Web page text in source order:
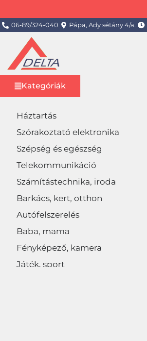
06-89/324-040 Pápa, Ady sétány 4/a.
Kategóriák
Háztartás
Szórakoztató elektronika
Szépség és egészség
Telekommunikáció
Számítástechnika, iroda
Barkács, kert, otthon
Autófelszerelés
Baba, mama
Fényképező, kamera
Játék, sport